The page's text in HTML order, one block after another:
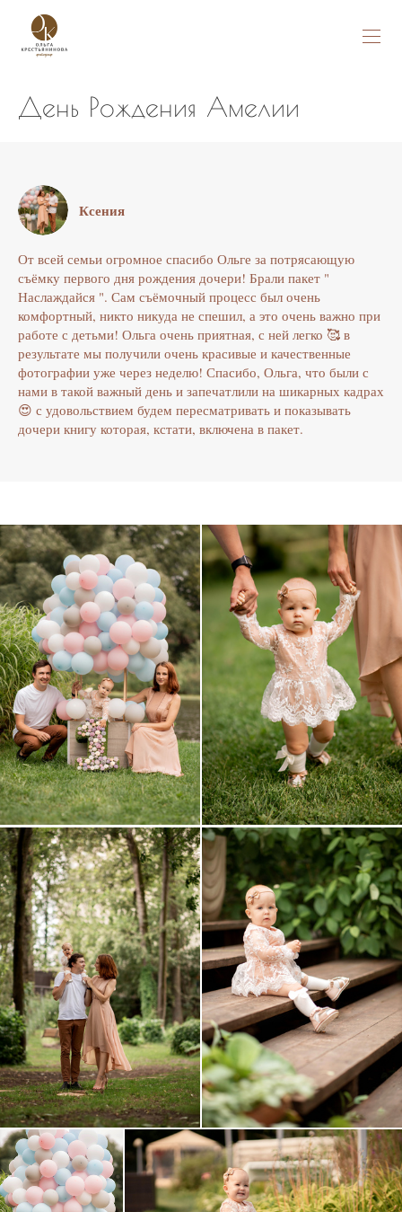
День Рождения Амелии
Ксения
От всей семьи огромное спасибо Ольге за потрясающую
съёмку первого дня рождения дочери! Брали пакет "
Наслаждайся ". Сам съёмочный процесс был очень
комфортный, никто никуда не спешил, а это очень важно при
работе с детьми! Ольга очень приятная, с ней легко 🥰 в
результате мы получили очень красивые и качественные
фотографии уже через неделю! Спасибо, Ольга, что были с
нами в такой важный день и запечатлили на шикарных кадрах
😍 с удовольствием будем пересматривать и показывать
дочери книгу которая, кстати, включена в пакет.